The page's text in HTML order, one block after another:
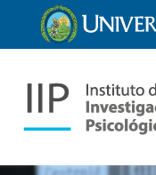
contenido